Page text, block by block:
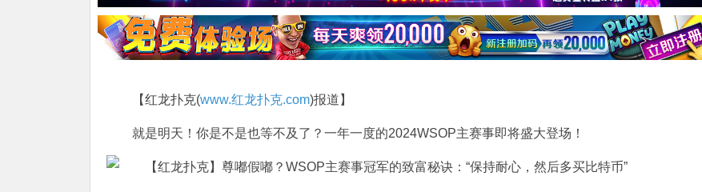
【红龙扑克(www.红龙扑克.com)报道】
就是明天！你是不是也等不及了？一年一度的2024WSOP主赛事即将盛大登场！